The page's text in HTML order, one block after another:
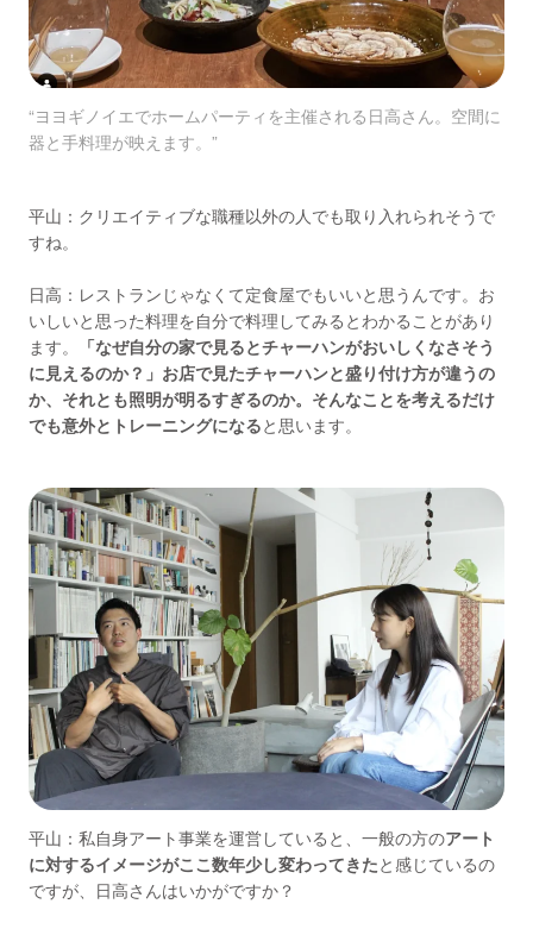
“ヨヨギノイエでホームパーティを主催される日高さん。空間に
器と手料理が映えます。”
平山：クリエイティブな職種以外の人でも取り入れられそうで
すね。
日高：レストランじゃなくて定食屋でもいいと思うんです。お
いしいと思った料理を自分で料理してみるとわかることがあり
ます。
「なぜ自分の家で見るとチャーハンがおいしくなさそう
に見えるのか？」お店で見たチャーハンと盛り付け方が違うの
か、それとも照明が明るすぎるのか。そんなことを考えるだけ
でも意外とトレーニングになると思います。
平山：私自身アート事業を運営していると、一般の方のアート
に対するイメージがここ数年少し変わってきたと感じているの
ですが、日高さんはいかがですか？